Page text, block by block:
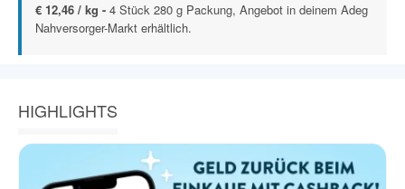
€ 12,46 / kg - 4 Stück 280 g Packung, Angebot in deinem Adeg
Nahversorger-Markt erhältlich.
HIGHLIGHTS